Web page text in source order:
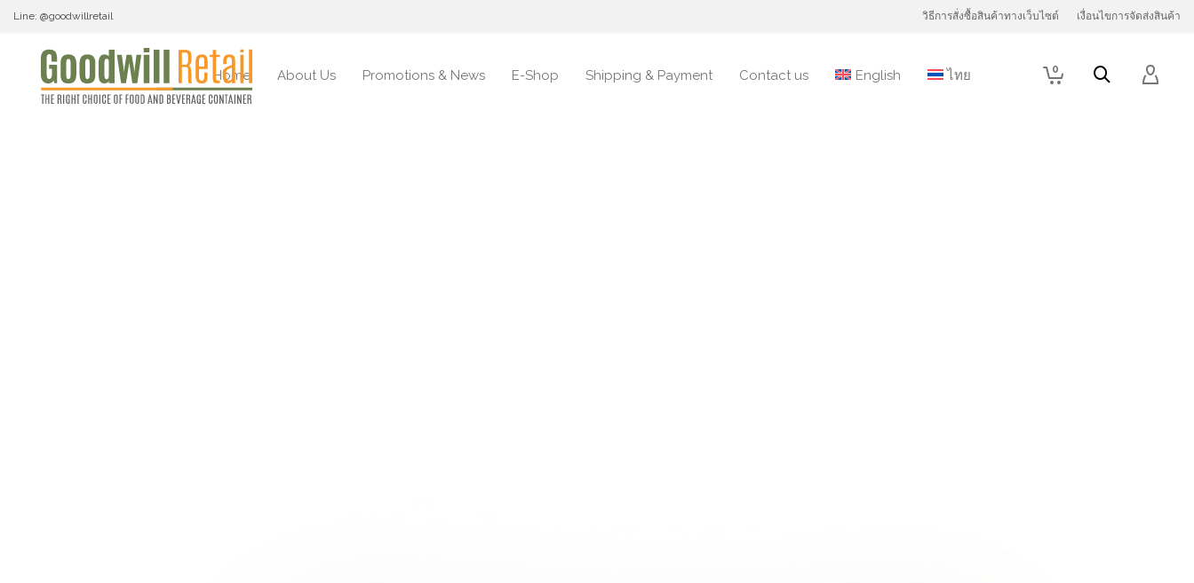
Line: @goodwillretail วิธีการสั่งซื้อสินค้าทางเว็บไซต์ เงื่อนไขการจัดส่งสินค้า
Home About Us Promotions & News E-Shop Shipping & Payment Contact us English ไทย 0